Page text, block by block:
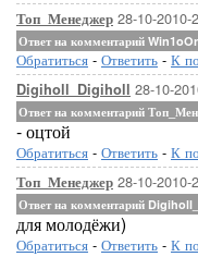
Топ_Менеджер 28-10-2010-
Ответ на комментарий
Обратиться - Ответить - К
Digiholl_Digiholl 28-10-
Ответ на комментарий
- оцтой
Обратиться - Ответить - К
Топ_Менеджер 28-10-2010-
Ответ на комментарий
для молодёжи)
Обратиться - Ответить - К